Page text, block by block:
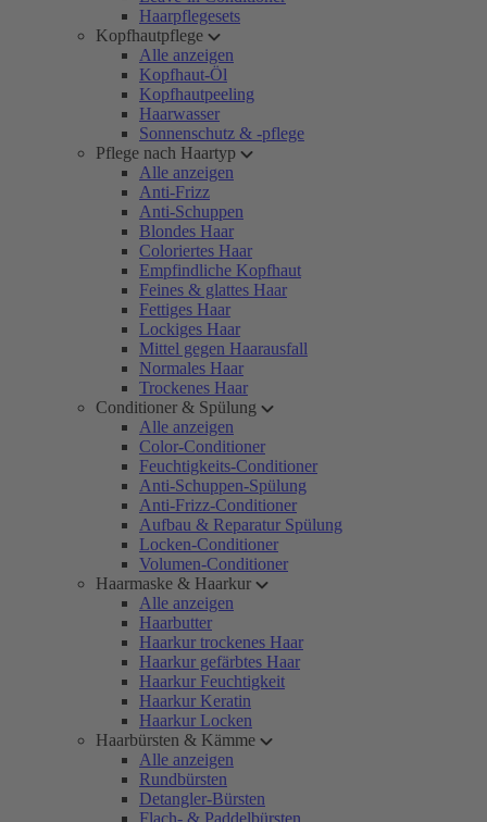
Haarpflegesets
Kopfhautpflege
Alle anzeigen
Kopfhaut-Öl
Kopfhautpeeling
Haarwasser
Sonnenschutz & -pflege
Pflege nach Haartyp
Alle anzeigen
Anti-Frizz
Anti-Schuppen
Blondes Haar
Coloriertes Haar
Empfindliche Kopfhaut
Feines & glattes Haar
Fettiges Haar
Lockiges Haar
Mittel gegen Haarausfall
Normales Haar
Trockenes Haar
Conditioner & Spülung
Alle anzeigen
Color-Conditioner
Feuchtigkeits-Conditioner
Anti-Schuppen-Spülung
Anti-Frizz-Conditioner
Aufbau & Reparatur Spülung
Locken-Conditioner
Volumen-Conditioner
Haarmaske & Haarkur
Alle anzeigen
Haarbutter
Haarkur trockenes Haar
Haarkur gefärbtes Haar
Haarkur Feuchtigkeit
Haarkur Keratin
Haarkur Locken
Haarbürsten & Kämme
Alle anzeigen
Rundbürsten
Detangler-Bürsten
Flach- & Paddelbürsten